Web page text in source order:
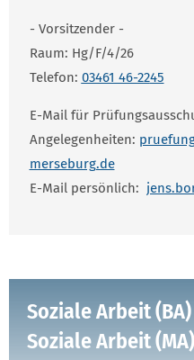
- Vorsitzender -
Raum: Hg/F/4/26
Telefon: 03461 46-2245
E-Mail für
Angelegenheiten:
merseburg.de
E-Mail persönlich:
Soziale Arbeit
Soziale Arbeit (MA)